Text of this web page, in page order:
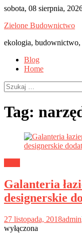
Skip
content
sobota, 08 sierpnia,
Zielone Budownictwo
ekologia,
Blog
Home
Szukaj:
Tag:
Galanteria
designerskie
27 listopada, 2018admin
wyłączona